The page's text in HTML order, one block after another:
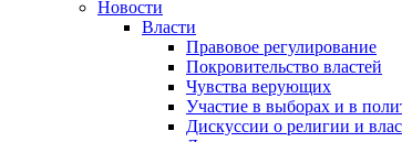
Новости
Власти
Правовое регулирование
Покровительство властей
Чувства верующих
Участие в выборах и в
Дискуссии о религии и